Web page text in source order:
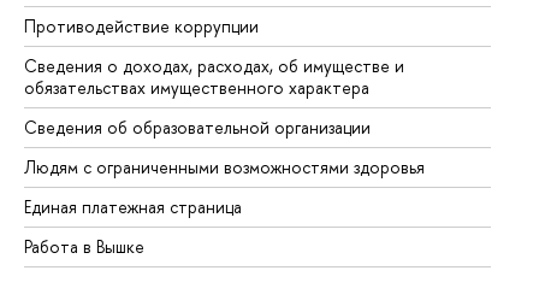
Противодействие коррупции
Сведения о доходах, расходах, об имуществе и
обязательствах имущественного характера
Сведения об образовательной организации
Людям с ограниченными возможностями здоровья
Единая платежная страница
Работа в Вышке